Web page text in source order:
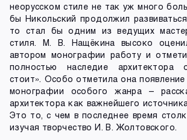
неорусском стиле не так уж много
бы Никольский продолжил
то стал бы одним из ведущих
стиля. М. В. Нащёкина высоко
автором монографии работу и
полностью наследие архитектора
стоит». Особо отметила она появление
монографии особого жанра –
архитектора как важнейшего
Это то, с чем в последнее время
изучая творчество И. В. Жолтовского.